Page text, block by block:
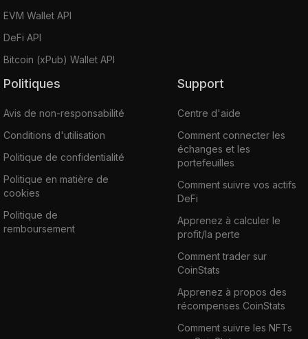
EVM Wallet API
DeFi API
Bitcoin (xPub) Wallet API
Politiques
Avis de non-responsabilité
Conditions d'utilisation
Politique de confidentialité
Politique en matière de
cookies
Politique de
remboursement
Support
Centre d'aide
Comment connecter les
échanges et les
portefeuilles
Comment suivre vos actifs
DeFi
Apprenez à calculer le
profit/la perte
Comment trader sur
CoinStats
Apprenez à propos des
récompenses CoinStats
Comment suivre les NFTs